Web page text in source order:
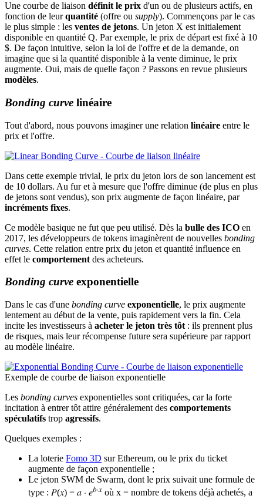
Une courbe de liaison définit le prix d'un ou de plusieurs actifs, en
fonction de leurquantité (offre ou supply). Commençons par le cas
le plus simple : les ventes de jetons. Un jeton X est initialement
disponible en quantité Q. Par exemple, le prix de départ est fixé à 10
$. De façon intuitive, selon la loi de l'offre et de la demande, on
imagine que si la quantité disponible à la vente diminue, le prix
augmente. Oui, mais de quelle façon ? Passons en revue plusieurs
modèles.
Bonding curve linéaire
Tout d'abord, nous pouvons imaginer une relation linéaire entre le
prix et l'offre.
Dans cette exemple trivial, le prix du jeton lors de son lancement est
de 10 dollars. Au fur et à mesure que l'offre diminue (de plus en plus
de jetons sont vendus), son prix augmente de façon linéaire, par
incréments fixes.
Ce modèle basique ne fut que peu utilisé. Dès la bulle des ICO en
2017, les développeurs de tokens imaginèrent de nouvelles bonding
curves. Cette relation entre prix du jeton et quantité influence en
effet le comportement des acheteurs.
Bonding curve exponentielle
Dans le cas d'une bonding curve exponentielle, le prix augmente
lentement au début de la vente, puis rapidement vers la fin. Cela
incite les investisseurs à acheter le jeton très tôt : ils prennent plus
de risques, mais leur récompense future sera supérieure par rapport
au modèle linéaire.
Exemple de courbe de liaison exponentielle
Les bonding curves exponentielles sont critiquées, car la forte
incitation à entrer tôt attire généralement des comportements
spéculatifs trop agressifs.
Quelques exemples :
La loterie Fomo 3D sur Ethereum, ou le prix du ticket
augmente de façon exponentielle ;
Le jeton SWM de Swarm, dont le prix suivait une formule de
type : 𝑃(𝑥) = 𝑎 ⋅ 𝑒𝑏⋅𝑥 où x = nombre de tokens déjà achetés, a